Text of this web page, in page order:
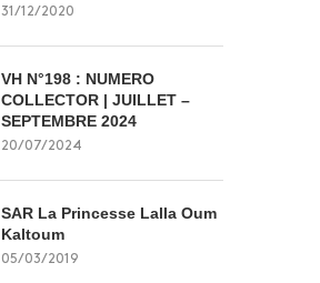
31/12/2020
VH N°198 : NUMERO
COLLECTOR | JUILLET –
SEPTEMBRE 2024
20/07/2024
SAR La Princesse Lalla Oum
Kaltoum
05/03/2019